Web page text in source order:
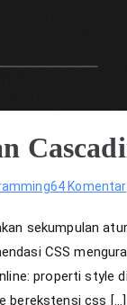
64 Komentar
sekumpulan
CSS
properti style
berekstensi css […]